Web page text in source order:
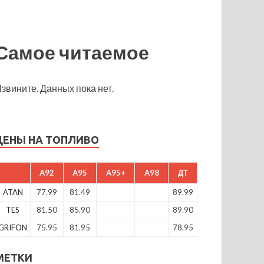
читаемое
Данных пока нет.
НА ТОПЛИВО
A92 A95 A95+ A98 ДТ
ATAN 77.99 81.49
89.99
TES
81.50 85.90
89.90
75.95 81.95 78.95